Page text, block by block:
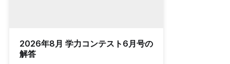
2026年8月 学力コンテスト6月号の
解答